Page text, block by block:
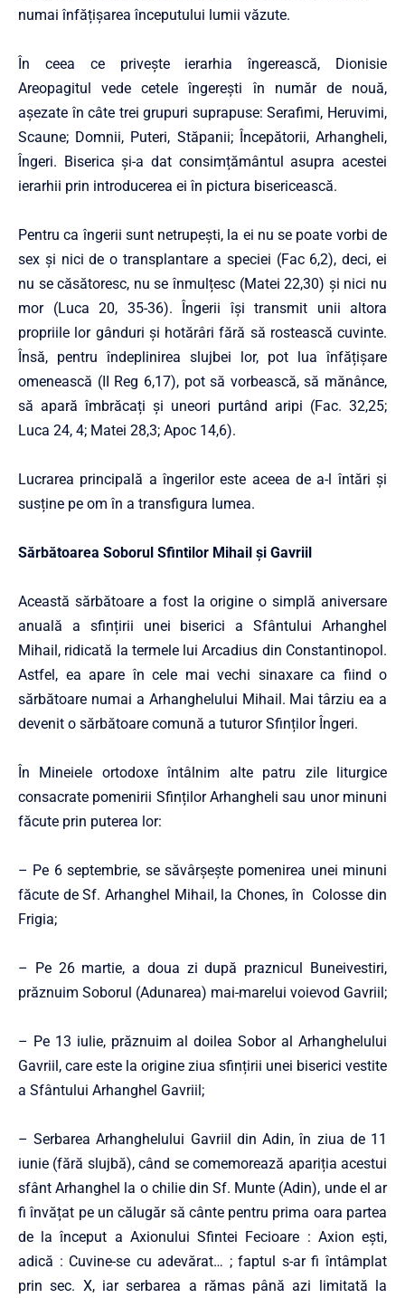
numai înfățișarea începutului lumii văzute.
În ceea ce privește ierarhia îngerească, Dionisie
Areopagitul vede cetele îngerești în număr de nouă,
așezate în câte trei grupuri suprapuse: Serafimi, Heruvimi,
Scaune; Domnii, Puteri, Stăpanii; Începătorii, Arhangheli,
Îngeri. Biserica și-a dat consimțământul asupra acestei
ierarhii prin introducerea ei în pictura bisericească.
Pentru ca îngerii sunt netrupești, la ei nu se poate vorbi de
sex și nici de o transplantare a speciei (Fac 6,2), deci, ei
nu se căsătoresc, nu se înmulțesc (Matei 22,30) și nici nu
mor (Luca 20, 35-36). Îngerii își transmit unii altora
propriile lor gânduri și hotărâri fără să rostească cuvinte.
Însă, pentru îndeplinirea slujbei lor, pot lua înfățișare
omenească (II Reg 6,17), pot să vorbească, să mănânce,
să apară îmbrăcați și uneori purtând aripi (Fac. 32,25;
Luca 24, 4; Matei 28,3; Apoc 14,6).
Lucrarea principală a îngerilor este aceea de a-l întări și
susține pe om în a transfigura lumea.
Sărbătoarea Soborul Sfintilor Mihail și Gavriil
Această sărbătoare a fost la origine o simplă aniversare
anuală a sfinți­rii unei biserici a Sfântului Arhanghel
Mihail, ridicată la termele lui Arcadius din Constantinopol.
Astfel, ea apare în cele mai vechi sinaxare ca fiind o
sărbătoare numai a Arhanghelului Mihail. Mai târziu ea a
de­venit o sărbătoare comună a tuturor Sfinților Îngeri.
În Mi­neiele ortodoxe întâlnim alte patru zile liturgice
consacrate pomenirii Sfinților Arhangheli sau unor minuni
făcute prin pu­terea lor:
– Pe 6 septembrie, se săvârșește pomenirea unei minuni
făcute de Sf. Arhanghel Mihail, la Chones, în Colosse din
Frigia;
– Pe 26 martie, a doua zi după praznicul Buneivestiri,
prăznuim Soborul (Adunarea) mai-marelui voievod Gavriil;
– Pe 13 iulie, prăznuim al doilea Sobor al Ar­hanghelului
Gavriil, care este la origine ziua sfințirii unei bi­serici vestite
a Sfântului Arhanghel Gavriil;
– Serbarea Arhanghelului Gavriil din Adin, în ziua de 11
iunie (fără slujbă), când se comemorea­ză apariția acestui
sfânt Arhanghel la o chilie din Sf. Munte (Adin), un­de el ar
fi învățat pe un călugăr să cânte pentru prima oara partea
de la început a Axionului Sfintei Fecioare : Axion ești,
adică : Cuvine-se cu adevărat… ; faptul s-ar fi întâmplat
prin sec. X, iar serbarea a rămas până azi limitată la